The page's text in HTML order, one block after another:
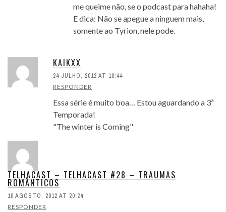
me queime não, se o podcast para hahaha!
E dica: Não se apegue a ninguem mais,
somente ao Tyrion, nele pode.
KAIKXX
24 JULHO, 2012 AT 10:44
RESPONDER
Essa série é muito boa… Estou aguardando a 3ª
Temporada!
"The winter is Coming"
TELHACAST – TELHACAST #28 – TRAUMAS
ROMÂNTICOS
10 AGOSTO, 2012 AT 20:24
RESPONDER